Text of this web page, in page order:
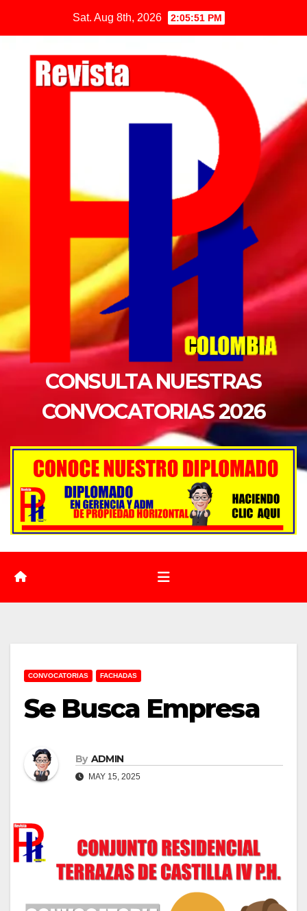
Sat. Aug 8th, 2026 2:05:52 PM
CONSULTA NUESTRAS
CONVOCATORIAS 2026
CONVOCATORIAS FACHADAS
Se Busca Empresa
By ADMIN
MAY 15, 2025